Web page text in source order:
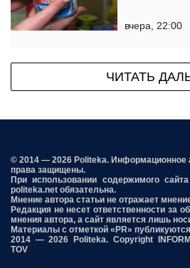
вчера, 22:00
ЧИТАТЬ
© 2014 — 2026 Politeka. Информационное
права защищены.
При использовании содержимого
politeka.net обязательна.
Мнение автора статьи не отражает
Редакция не несет ответственности за
мнения автора, а сайт является лишь
Материалы с отметкой «PR»
2014 — 2026 Politeka. Copyright
TOV